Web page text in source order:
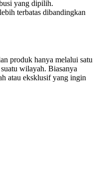
yang dipilih.
terbatas dibandingkan
produk hanya melalui satu
wilayah. Biasanya
atau eksklusif yang ingin